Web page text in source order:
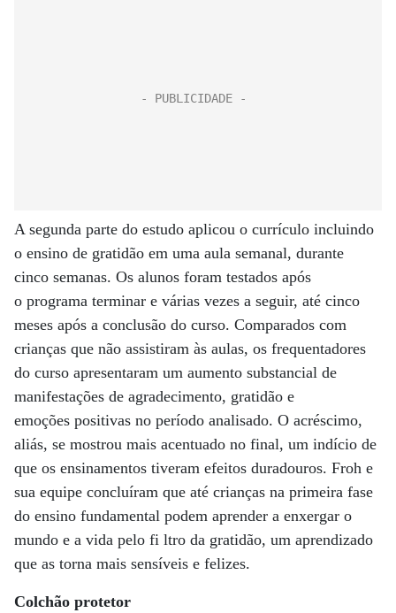
A segunda parte do estudo aplicou o currículo incluindo
o ensino de gratidão em uma aula semanal, durante
cinco semanas. Os alunos foram testados após
o programa terminar e várias vezes a seguir, até cinco
meses após a conclusão do curso. Comparados com
crianças que não assistiram às aulas, os frequentadores
do curso apresentaram um aumento substancial de
manifestações de agradecimento, gratidão e
emoções positivas no período analisado. O acréscimo,
aliás, se mostrou mais acentuado no final, um indício de
que os ensinamentos tiveram efeitos duradouros. Froh e
sua equipe concluíram que até crianças na primeira fase
do ensino fundamental podem aprender a enxergar o
mundo e a vida pelo fi ltro da gratidão, um aprendizado
que as torna mais sensíveis e felizes.
Colchão protetor